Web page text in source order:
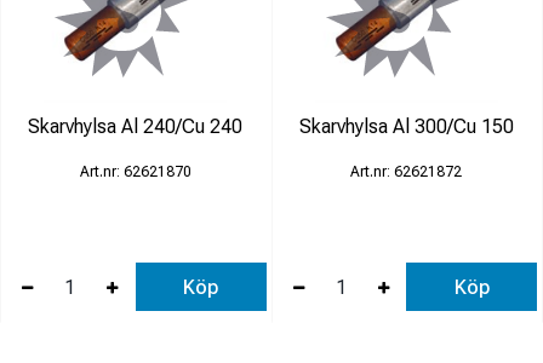
Skarvhylsa Al 240/Cu 240
62621870
Köp
Skarvhylsa Al 300/Cu 150
62621872
Köp